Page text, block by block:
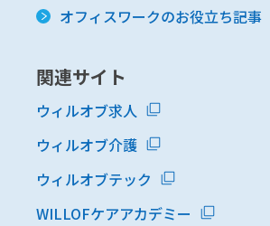
オフィスワークのお役立ち記事
関連サイト
ウィルオブ求人
ウィルオブ介護
ウィルオブテック
WILLOFケアアカデミー